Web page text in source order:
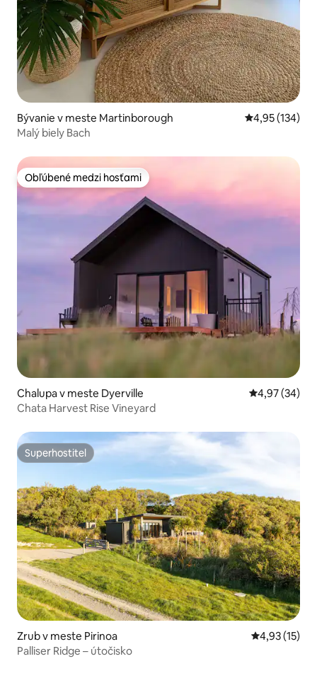
Bývanie v meste Martinborough Priemerné
4,95 (134)
Malý biely Bach
Obľúbené medzi hosťami
Obľúbené medzi hosťami
Chalupa v meste Dyerville Priemerné
4,97 (34)
Chata Harvest Rise Vineyard
Superhostiteľ
Superhostiteľ
Zrub v meste Pirinoa Priemerné
4,93 (15)
Palliser Ridge – útočisko